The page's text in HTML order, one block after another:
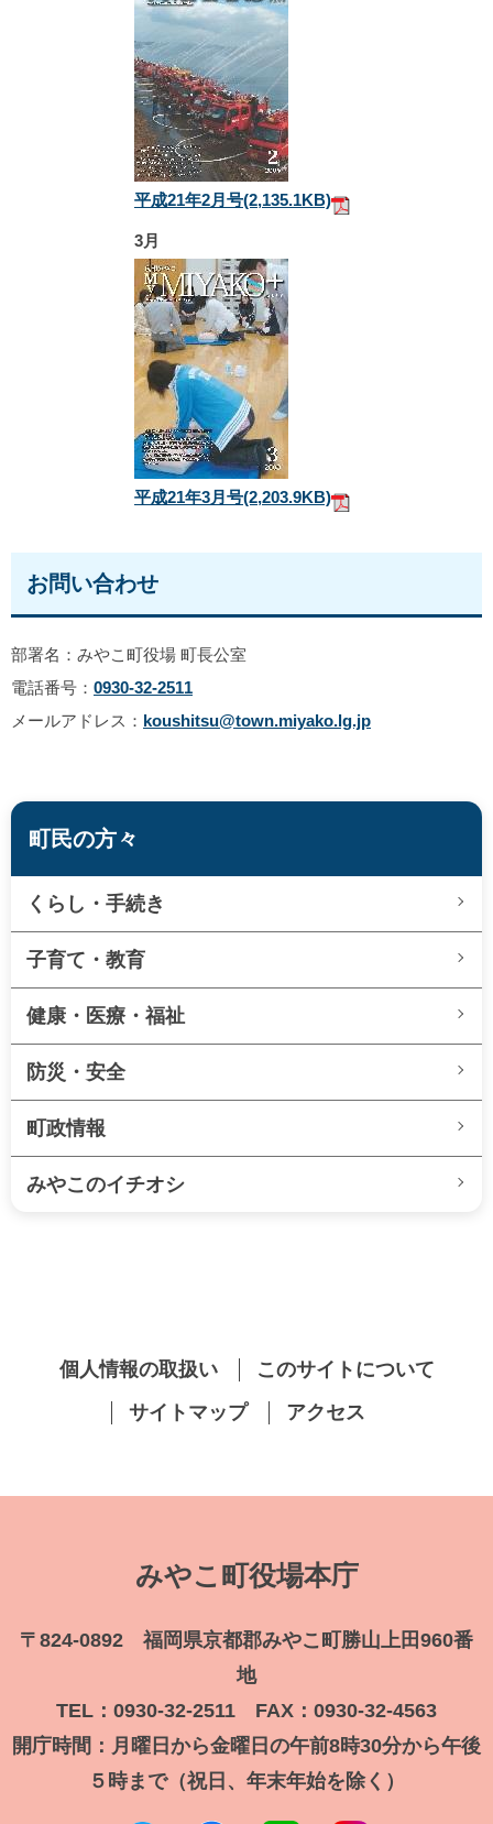
平成21年2月号(2,135.1KB)
3月
平成21年3月号(2,203.9KB)
お問い合わせ
部署名：みやこ町役場 町長公室
電話番号： 0930-32-2511
メールアドレス： koushitsu@town.miyako.lg.jp
町民の方々
くらし・手続き
子育て・教育
健康・医療・福祉
防災・安全
町政情報
みやこのイチオシ
個人情報の取扱い
このサイトについて
サイトマップ
アクセス
みやこ町役場本庁
〒824-0892 福岡県京都郡みやこ町勝山上田960番
地
TEL：0930-32-2511 FAX：0930-32-4563
開庁時間：月曜日から金曜日の午前8時30分から午後
５時まで（祝日、年末年始を除く）